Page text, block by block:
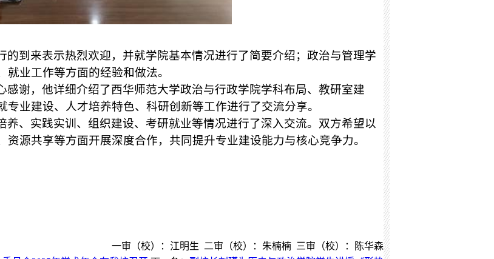
的到来表示热烈欢迎，并就学院基本情况进行了简要介绍；政治与管理学
业工作等方面的经验和做法。
感谢，他详细介绍了西华师范大学政治与行政学院学科布局、教研室建
业建设、人才培养特色、科研创新等工作进行了交流分享。
养、实践实训、组织建设、考研就业等情况进行了深入交流。双方希望以
源共享等方面开展深度合作，共同提升专业建设能力与核心竞争力。
一审（校）：江明生 二审（校）：朱楠楠 三审（校）：陈华森